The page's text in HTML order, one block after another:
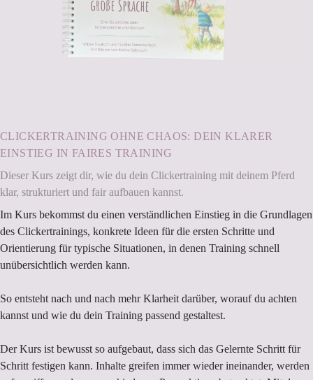
CLICKERTRAINING OHNE CHAOS: DEIN KLARER
EINSTIEG IN FAIRES TRAINING
Dieser Kurs zeigt dir, wie du dein Clickertraining mit deinem Pferd
klar, strukturiert und fair aufbauen kannst.
Im Kurs bekommst du einen verständlichen Einstieg in die Grundlagen
des Clickertrainings, konkrete Ideen für die ersten Schritte und
Orientierung für typische Situationen, in denen Training schnell
unübersichtlich werden kann.
So entsteht nach und nach mehr Klarheit darüber, worauf du achten
kannst und wie du dein Training passend gestaltest.
Der Kurs ist bewusst so aufgebaut, dass sich das Gelernte Schritt für
Schritt festigen kann. Inhalte greifen immer wieder ineinander, werden